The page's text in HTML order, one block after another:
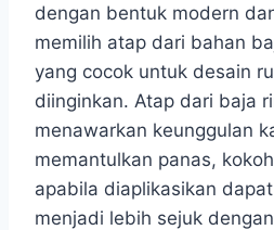
dengan bentuk modern
memilih atap dari bahan
yang cocok untuk desain
diinginkan. Atap dari baja
menawarkan keunggulan
memantulkan panas,
apabila diaplikasikan
menjadi lebih sejuk